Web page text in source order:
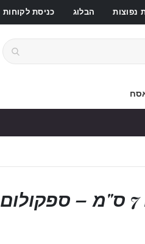
נפוצות הבלוג כניסת לקוחות
מפשק אנאלי נירוסטה 7 ס"מ – ספקולום